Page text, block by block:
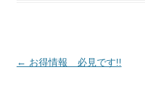
Post
← お得情報 必見です!!